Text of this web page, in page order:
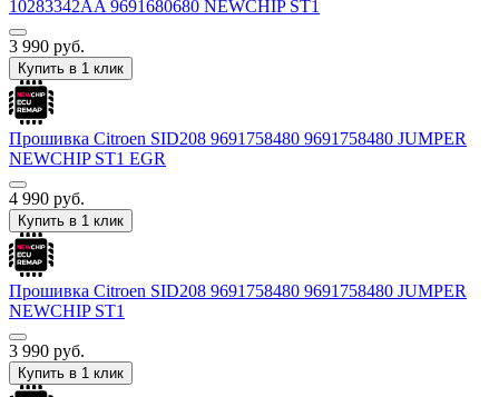
10283342AA 9691680680 NEWCHIP ST1
3 990 руб.
Купить в 1 клик
Прошивка Citroen SID208 9691758480 9691758480 JUMPER
NEWCHIP ST1 EGR
4 990 руб.
Купить в 1 клик
Прошивка Citroen SID208 9691758480 9691758480 JUMPER
NEWCHIP ST1
3 990 руб.
Купить в 1 клик